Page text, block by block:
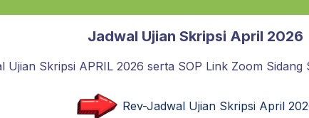
Jadwal Ujian Skripsi April 2026
Ujian Skripsi APRIL 2026 serta SOP Link Zoom Sidang
Rev-Jadwal Ujian Skripsi April